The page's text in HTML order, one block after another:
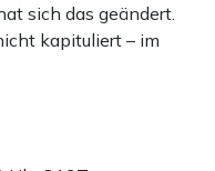
sich das geändert.
kapituliert – im